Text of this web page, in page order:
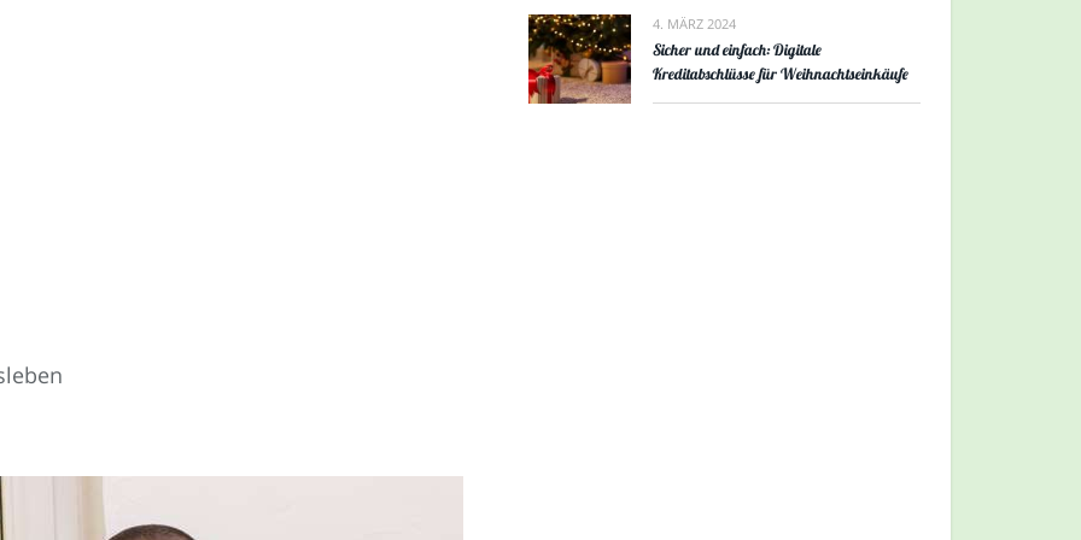
4. MÄRZ 2024
Sicher und einfach: Digitale
Kreditabschlüsse für Weihnachtseinkäufe